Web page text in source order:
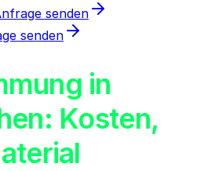
senden
senden
in
Kosten,